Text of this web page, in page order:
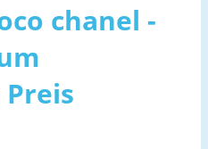
chanel -